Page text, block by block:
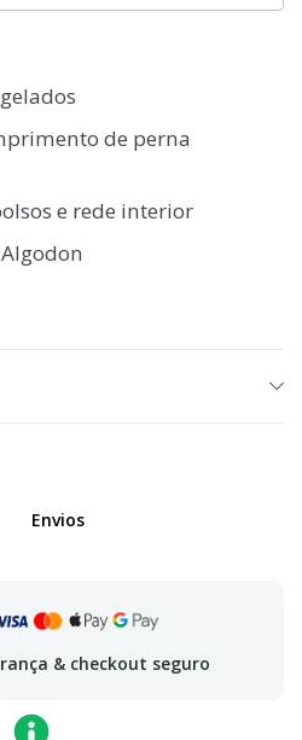
de perna
e rede interior
Envios
& checkout seguro